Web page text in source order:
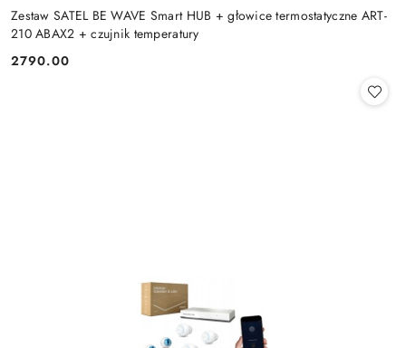
Zestaw SATEL BE WAVE Smart HUB + głowice termostatyczne ART-
210 ABAX2 + czujnik temperatury
Cena:
2790.00